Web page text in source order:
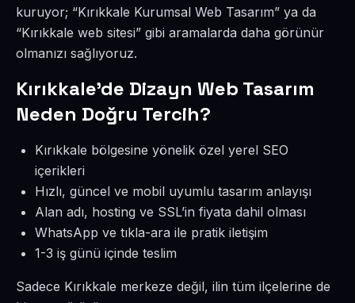
kuruyor; “Kırıkkale Kurumsal Web Tasarım” ya da
“Kırıkkale web sitesi” gibi aramalarda daha görünür
olmanızı sağlıyoruz.
Kırıkkale’de Dizayn Web Tasarım
Neden Doğru Tercih?
Kırıkkale bölgesine yönelik özel yerel SEO
içerikleri
Hızlı, güncel ve mobil uyumlu tasarım anlayışı
Alan adı, hosting ve SSL’in fiyata dahil olması
WhatsApp ve tıkla-ara ile pratik iletişim
1-3 iş günü içinde teslim
Sadece Kırıkkale merkeze değil, ilin tüm ilçelerine de